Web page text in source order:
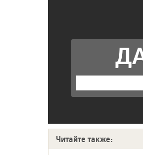
Читайте также: